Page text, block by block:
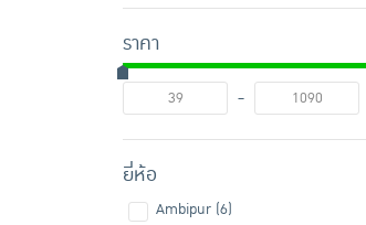
ราคา
-
ยี่ห้อ
Ambipur (6)